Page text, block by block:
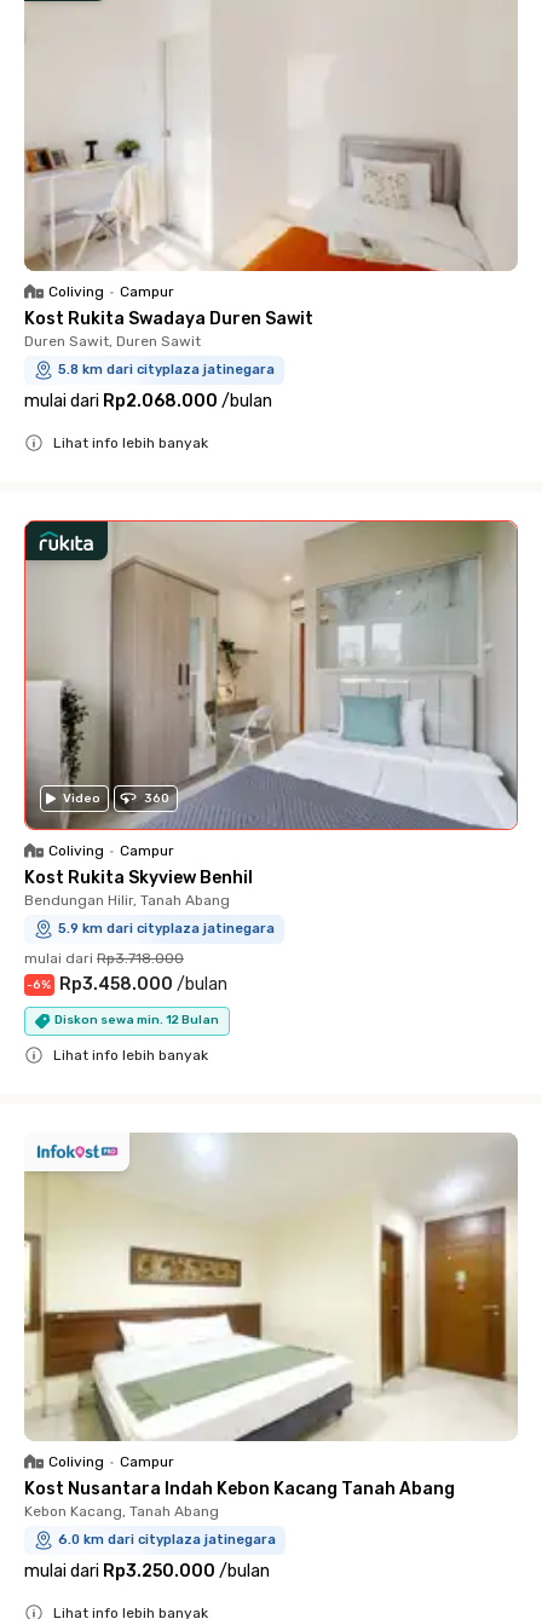
Coliving • Campur
Kost Rukita Swadaya Duren Sawit
Duren Sawit, Duren Sawit
5.8 km dari cityplaza jatinegara
mulai dari Rp2.068.000 /bulan
Lihat info lebih banyak
Video 360
Coliving • Campur
Kost Rukita Skyview Benhil
Bendungan Hilir, Tanah Abang
5.9 km dari cityplaza jatinegara
mulai dari Rp3.718.000
-6% Rp3.458.000 /bulan
Diskon sewa min. 12 Bulan
Lihat info lebih banyak
Coliving • Campur
Kost Nusantara Indah Kebon Kacang Tanah Abang
Kebon Kacang, Tanah Abang
6.0 km dari cityplaza jatinegara
mulai dari Rp3.250.000 /bulan
Lihat info lebih banyak